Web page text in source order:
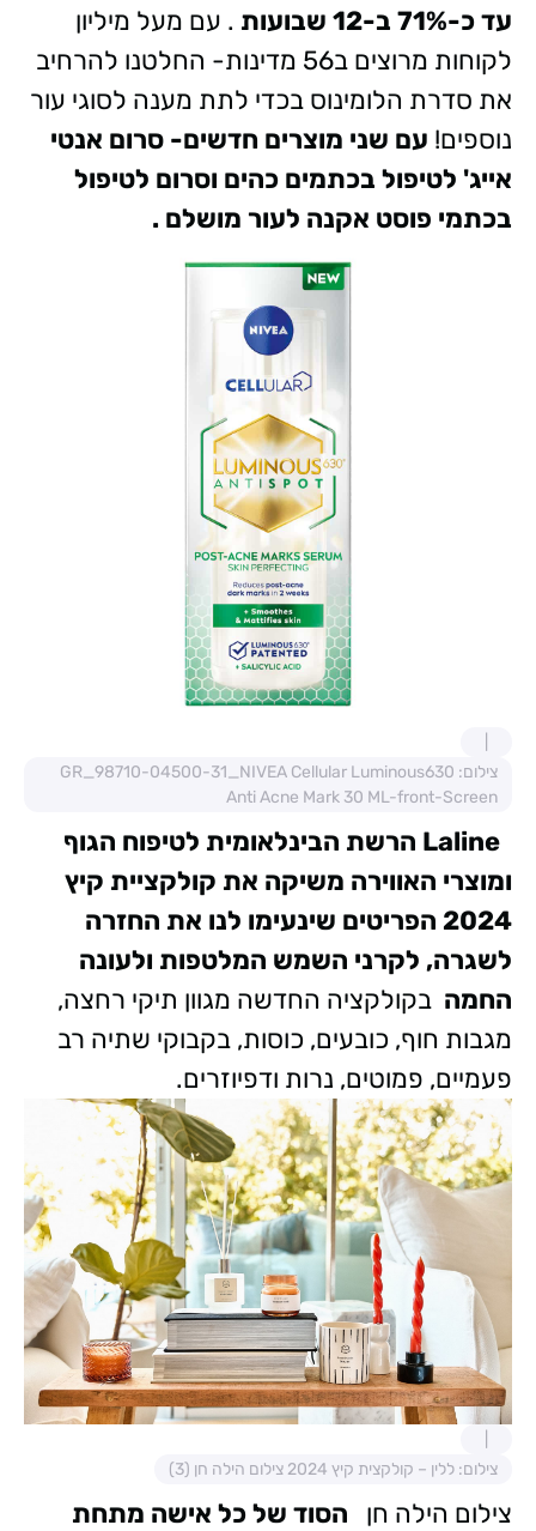
עד כ-71% ב-12 שבועות
. עם מעל מיליון
לקוחות מרוצים ב56 מדינות- החלטנו להרחיב
את סדרת הלומינוס בכדי לתת מענה לסוגי עור
נוספים! עם שני מוצרים חדשים- סרום אנטי
אייג' לטיפול בכתמים כהים וסרום לטיפול
בכתמי פוסט אקנה לעור מושלם .
צילום: GR_98710-04500-31_NIVEA Cellular Luminous630
Anti Acne Mark 30 ML-front-Screen
Laline הרשת הבינלאומית לטיפוח הגוף
ומוצרי האווירה משיקה את קולקציית קיץ
2024 הפריטים שינעימו לנו את החזרה
לשגרה, לקרני השמש המלטפות ולעונה
החמה בקולקציה החדשה מגוון תיקי רחצה,
מגבות חוף, כובעים, כוסות, בקבוקי שתיה רב
פעמיים, פמוטים, נרות ודפיוזרים.
צילום: ללין – קולקצית קיץ 2024 צילום הילה חן (3)
צילום הילה חן הסוד של כל אישה מתחת